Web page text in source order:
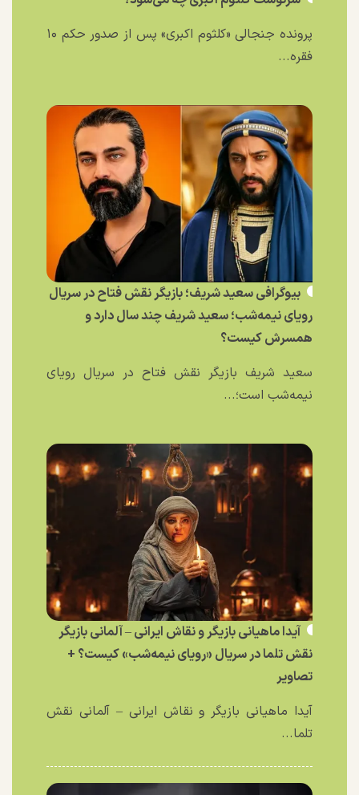
پرونده جنجالی «کلثوم اکبری» پس از صدور حکم ۱۰
فقره...
بیوگرافی سعید شریف؛ بازیگر نقش فتاح در سریال
رویای نیمه‌شب؛ سعید شریف چند سال دارد و
همسرش کیست؟
سعید شریف بازیگر نقش فتاح در سریال رویای
نیمه‌شب است؛...
آیدا ماهیانی بازیگر و نقاش ایرانی – آلمانی بازیگر
نقش تلما در سریال «رویای نیمه‌شب» کیست؟ +
تصاویر
آیدا ماهیانی بازیگر و نقاش ایرانی – آلمانی نقش
تلما...